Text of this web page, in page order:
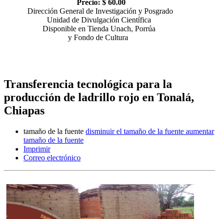
Precio: $ 60.00
Dirección General de Investigación y Posgrado
Unidad de Divulgación Científica
Disponible en Tienda Unach, Porrúa
y Fondo de Cultura
Transferencia tecnológica para la
producción de ladrillo rojo en Tonalá,
Chiapas
tamaño de la fuente disminuir el tamaño de la fuente aumentar
tamaño de la fuente
Imprimir
Correo electrónico